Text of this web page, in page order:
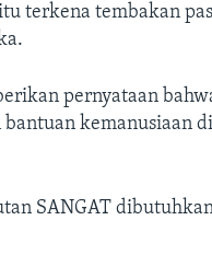
terkena tembakan
pernyataan
kemanusiaan
SANGAT